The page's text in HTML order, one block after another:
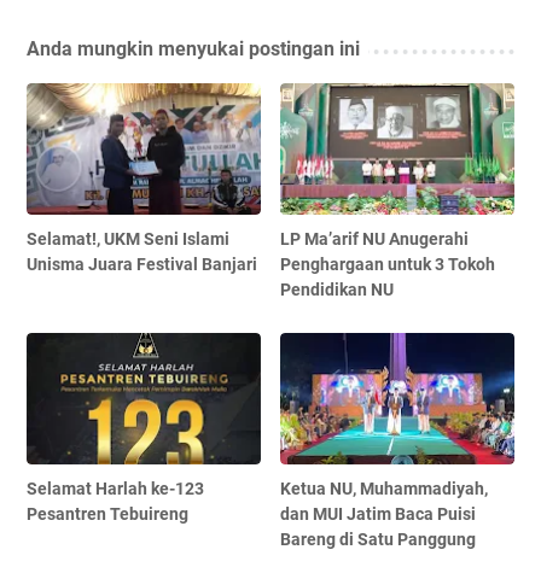
Anda mungkin menyukai postingan ini
Selamat!, UKM Seni Islami
Unisma Juara Festival Banjari
LP Ma’arif NU Anugerahi
Penghargaan untuk 3 Tokoh
Pendidikan NU
Selamat Harlah ke-123
Pesantren Tebuireng
Ketua NU, Muhammadiyah,
dan MUI Jatim Baca Puisi
Bareng di Satu Panggung